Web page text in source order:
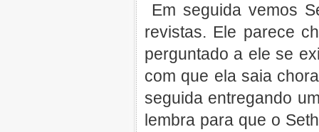
Em seguida vemos
revistas. Ele parece
perguntado a ele se
com que ela saia
seguida entregando
lembra para que o